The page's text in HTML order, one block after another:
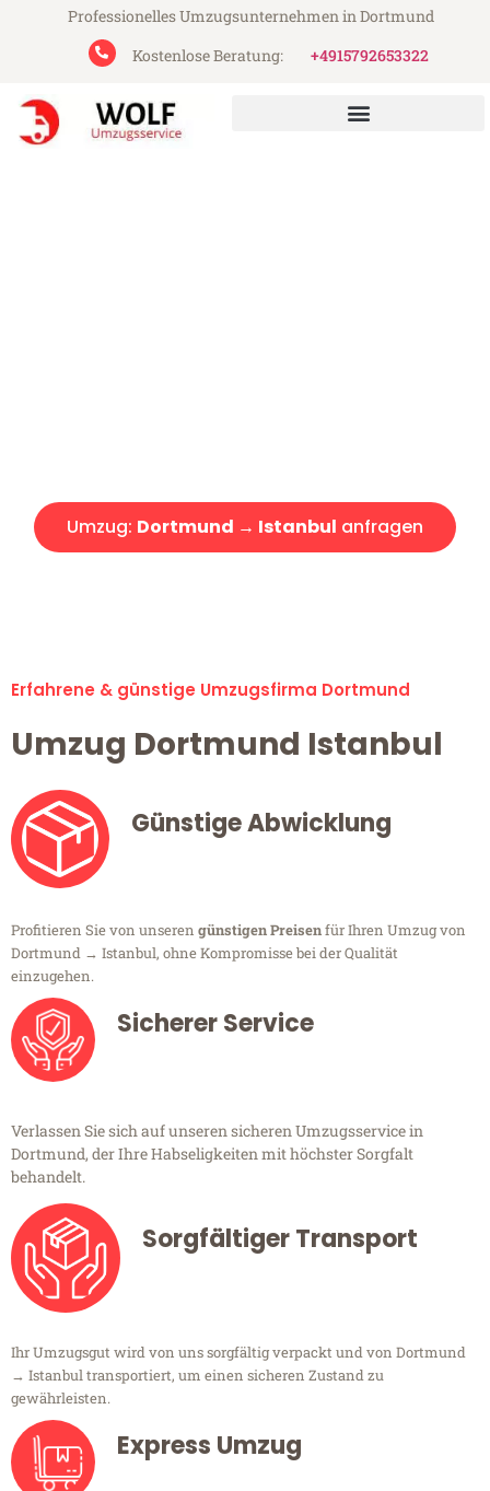
Professionelles Umzugsunternehmen in Dortmund
Kostenlose Beratung:
+4915792653322
Umzug: Dortmund → Istanbul anfragen
Erfahrene & günstige Umzugsfirma Dortmund
Umzug Dortmund Istanbul
Günstige Abwicklung
Profitieren Sie von unseren günstigen Preisenfür Ihren Umzug von
Dortmund → Istanbul, ohne Kompromisse bei der Qualität
einzugehen.
Sicherer Service
Verlassen Sie sich auf unseren sicheren Umzugsservice in
Dortmund, der Ihre Habseligkeiten mit höchster Sorgfalt
behandelt.
Sorgfältiger Transport
Ihr Umzugsgut wird von uns sorgfältig verpackt und von Dortmund
→ Istanbul transportiert, um einen sicheren Zustand zu
gewährleisten.
Express Umzug